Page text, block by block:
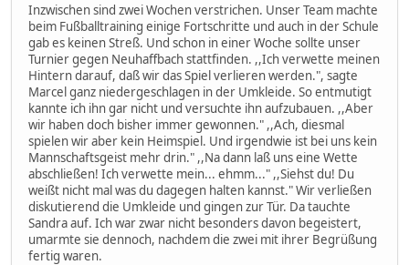
Inzwischen sind zwei Wochen verstrichen. Unser Team machte
beim Fußballtraining einige Fortschritte und auch in der Schule
gab es keinen Streß. Und schon in einer Woche sollte unser
Turnier gegen Neuhaffbach stattfinden. ,,Ich verwette meinen
Hintern darauf, daß wir das Spiel verlieren werden.", sagte
Marcel ganz niedergeschlagen in der Umkleide. So entmutigt
kannte ich ihn gar nicht und versuchte ihn aufzubauen. ,,Aber
wir haben doch bisher immer gewonnen." ,,Ach, diesmal
spielen wir aber kein Heimspiel. Und irgendwie ist bei uns kein
Mannschaftsgeist mehr drin." ,,Na dann laß uns eine Wette
abschließen! Ich verwette mein... ehmm..." ,,Siehst du! Du
weißt nicht mal was du dagegen halten kannst." Wir verließen
diskutierend die Umkleide und gingen zur Tür. Da tauchte
Sandra auf. Ich war zwar nicht besonders davon begeistert,
umarmte sie dennoch, nachdem die zwei mit ihrer Begrüßung
fertig waren.